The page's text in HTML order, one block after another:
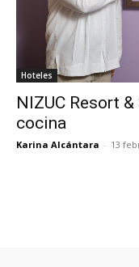
Hoteles
NIZUC Resort
cocina
Karina Alcántara - 13